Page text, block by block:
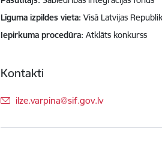
Līguma izpildes vieta Visā Latvijas
Iepirkuma procedūra Atklāts konkurss
Kontakti
E-pasts:
ilze.varpina@sif.gov.lv